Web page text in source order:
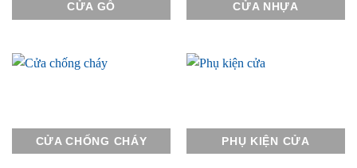
CỬA GỖ CỬA NHỰA
CỬA CHỐNG CHÁY PHỤ KIỆN CỬA